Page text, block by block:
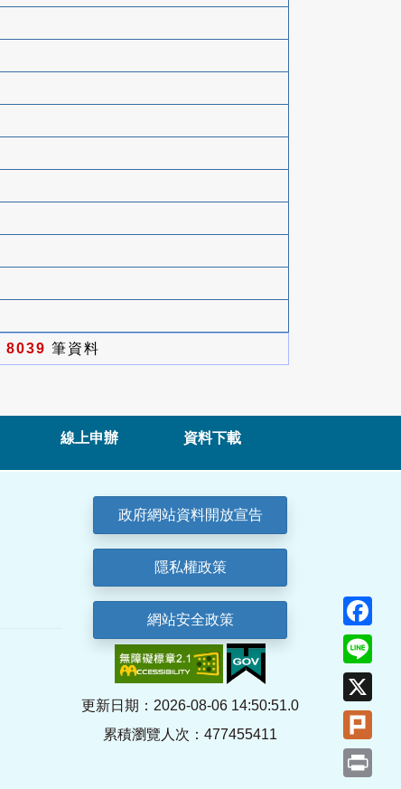
8039 筆資料
線上申辦 資料下載
政府網站資料開放宣告
隱私權政策
網站安全政策
更新日期：2026-08-06 14:50:51.0
累積瀏覽人次：477455411